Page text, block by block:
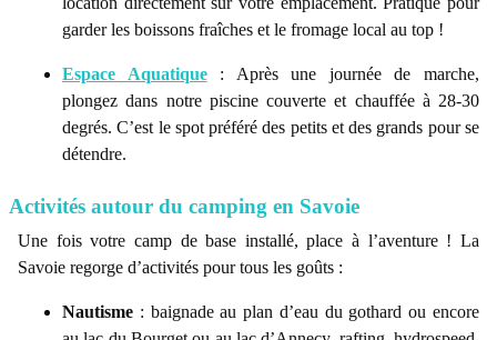
garder les boissons fraîches et le fromage local au top !
Espace Aquatique: Après une journée de marche,
plongez dans notre piscine couverte et chauffée à 28-30
degrés. C’est le spot préféré des petits et des grands pour se
détendre.
Activités autour du camping en Savoie
Une fois votre camp de base installé, place à l’aventure ! La
Savoie regorge d’activités pour tous les goûts :
Nautisme : baignade au plan d’eau du gothard ou encore